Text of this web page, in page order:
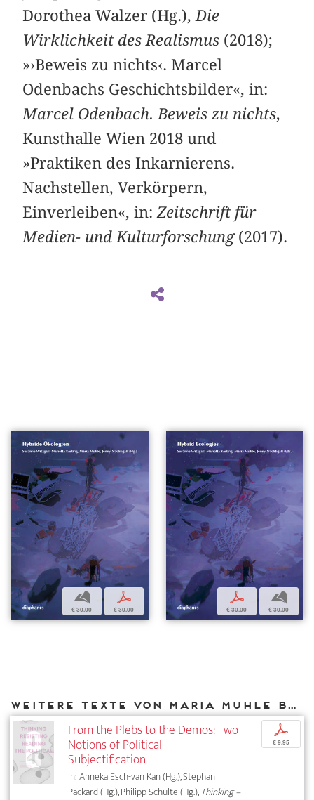
Dorothea Walzer (Hg.),Die
Wirklichkeit des Realismus (2018);
»›Beweis zu nichts‹. Marcel
Odenbachs Geschichtsbilder«, in:
Marcel Odenbach. Beweis zu nichts,
Kunsthalle Wien 2018 und
»Praktiken des Inkarnierens.
Nachstellen, Verkörpern,
Einverleiben«, in:Zeitschrift für
Medien- und Kulturforschung(2017).
b
€ 30,00
p
€ 30,00
p
€ 30,00
b
€ 30,00
Weitere Texte von Maria Muhle bei DIAPHANES
From the Plebs to the Demos: Two
Notions of Political
Subjectification
In: Anneka Esch-van Kan (Hg.), Stephan
Packard (Hg.), Philipp Schulte (Hg.),Thinking –
p
€ 9,95